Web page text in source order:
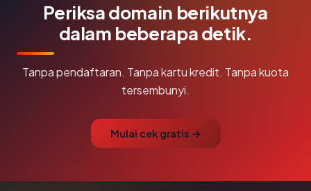
Periksa domain berikutnya
dalam beberapa detik.
Tanpa pendaftaran. Tanpa kartu kredit. Tanpa kuota
tersembunyi.
Mulai cek gratis →